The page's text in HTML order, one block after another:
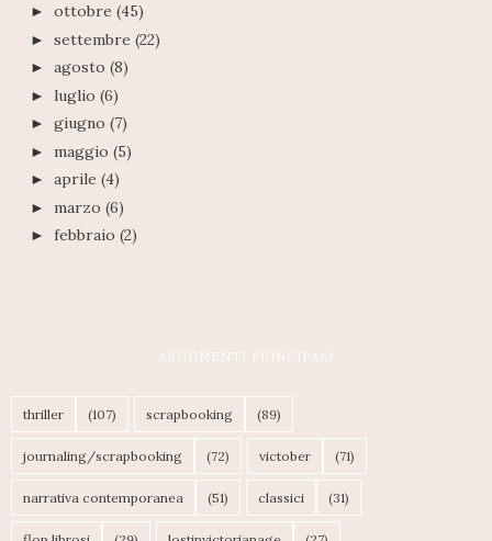
► ottobre (45)
► settembre (22)
► agosto (8)
► luglio (6)
► giugno (7)
► maggio (5)
► aprile (4)
► marzo (6)
► febbraio (2)
ARGOMENTI PRINCIPALI
thriller (107) scrapbooking (89)
journaling/scrapbooking (72) victober (71)
narrativa contemporanea (51) classici (31)